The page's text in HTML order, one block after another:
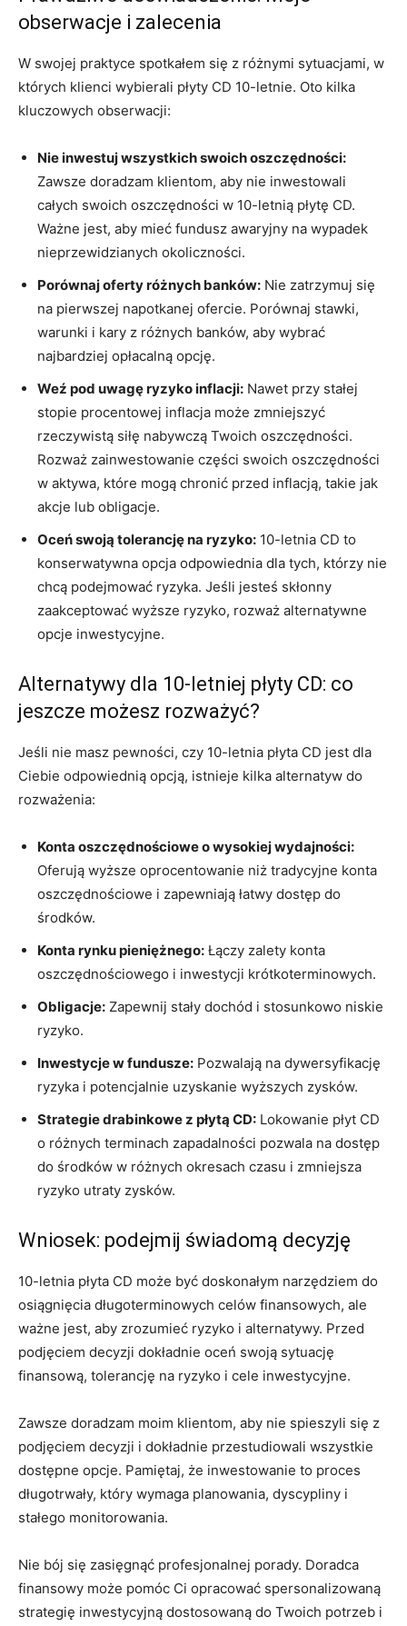
obserwacje i zalecenia
W swojej praktyce spotkałem się z różnymi sytuacjami, w
których klienci wybierali płyty CD 10-letnie. Oto kilka
kluczowych obserwacji:
Nie inwestuj wszystkich swoich oszczędności:
Zawsze doradzam klientom, aby nie inwestowali
całych swoich oszczędności w 10-letnią płytę CD.
Ważne jest, aby mieć fundusz awaryjny na wypadek
nieprzewidzianych okoliczności.
Porównaj oferty różnych banków: Nie zatrzymuj się
na pierwszej napotkanej ofercie. Porównaj stawki,
warunki i kary z różnych banków, aby wybrać
najbardziej opłacalną opcję.
Weź pod uwagę ryzyko inflacji: Nawet przy stałej
stopie procentowej inflacja może zmniejszyć
rzeczywistą siłę nabywczą Twoich oszczędności.
Rozważ zainwestowanie części swoich oszczędności
w aktywa, które mogą chronić przed inflacją, takie jak
akcje lub obligacje.
Oceń swoją tolerancję na ryzyko: 10-letnia CD to
konserwatywna opcja odpowiednia dla tych, którzy nie
chcą podejmować ryzyka. Jeśli jesteś skłonny
zaakceptować wyższe ryzyko, rozważ alternatywne
opcje inwestycyjne.
Alternatywy dla 10-letniej płyty CD: co
jeszcze możesz rozważyć?
Jeśli nie masz pewności, czy 10-letnia płyta CD jest dla
Ciebie odpowiednią opcją, istnieje kilka alternatyw do
rozważenia:
Konta oszczędnościowe o wysokiej wydajności:
Oferują wyższe oprocentowanie niż tradycyjne konta
oszczędnościowe i zapewniają łatwy dostęp do
środków.
Konta rynku pieniężnego: Łączy zalety konta
oszczędnościowego i inwestycji krótkoterminowych.
Obligacje: Zapewnij stały dochód i stosunkowo niskie
ryzyko.
Inwestycje w fundusze: Pozwalają na dywersyfikację
ryzyka i potencjalnie uzyskanie wyższych zysków.
Strategie drabinkowe z płytą CD: Lokowanie płyt CD
o różnych terminach zapadalności pozwala na dostęp
do środków w różnych okresach czasu i zmniejsza
ryzyko utraty zysków.
Wniosek: podejmij świadomą decyzję
10-letnia płyta CD może być doskonałym narzędziem do
osiągnięcia długoterminowych celów finansowych, ale
ważne jest, aby zrozumieć ryzyko i alternatywy. Przed
podjęciem decyzji dokładnie oceń swoją sytuację
finansową, tolerancję na ryzyko i cele inwestycyjne.
Zawsze doradzam moim klientom, aby nie spieszyli się z
podjęciem decyzji i dokładnie przestudiowali wszystkie
dostępne opcje. Pamiętaj, że inwestowanie to proces
długotrwały, który wymaga planowania, dyscypliny i
stałego monitorowania.
Nie bój się zasięgnąć profesjonalnej porady. Doradca
finansowy może pomóc Ci opracować spersonalizowaną
strategię inwestycyjną dostosowaną do Twoich potrzeb i